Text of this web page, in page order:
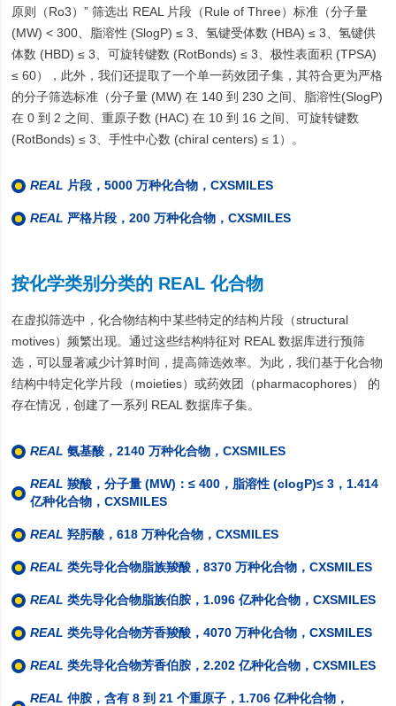
原则（Ro3）” 筛选出 REAL 片段（Rule of Three）标准（分子量
(MW) < 300、脂溶性 (SlogP) ≤ 3、氢键受体数 (HBA) ≤ 3、氢键供
体数 (HBD) ≤ 3、可旋转键数 (RotBonds) ≤ 3、极性表面积 (TPSA)
≤ 60），此外，我们还提取了一个单一药效团子集，其符合更为严格
的分子筛选标准（分子量 (MW) 在 140 到 230 之间、脂溶性(SlogP)
在 0 到 2 之间、重原子数 (HAC) 在 10 到 16 之间、可旋转键数
(RotBonds) ≤ 3、手性中心数 (chiral centers) ≤ 1）。
REAL 片段，5000 万种化合物，CXSMILES
REAL 严格片段，200 万种化合物，CXSMILES
按化学类别分类的 REAL 化合物
在虚拟筛选中，化合物结构中某些特定的结构片段（structural
motives）频繁出现。通过这些结构特征对 REAL 数据库进行预筛
选，可以显著减少计算时间，提高筛选效率。为此，我们基于化合物
结构中特定化学片段（moieties）或药效团（pharmacophores） 的
存在情况，创建了一系列 REAL 数据库子集。
REAL 氨基酸，2140 万种化合物，CXSMILES
REAL 羧酸，分子量 (MW)：≤ 400，脂溶性 (clogP)≤ 3，1.414
亿种化合物，CXSMILES
REAL 羟肟酸，618 万种化合物，CXSMILES
REAL 类先导化合物脂族羧酸，8370 万种化合物，CXSMILES
REAL 类先导化合物脂族伯胺，1.096 亿种化合物，CXSMILES
REAL 类先导化合物芳香羧酸，4070 万种化合物，CXSMILES
REAL 类先导化合物芳香伯胺，2.202 亿种化合物，CXSMILES
REAL 仲胺，含有 8 到 21 个重原子，1.706 亿种化合物，